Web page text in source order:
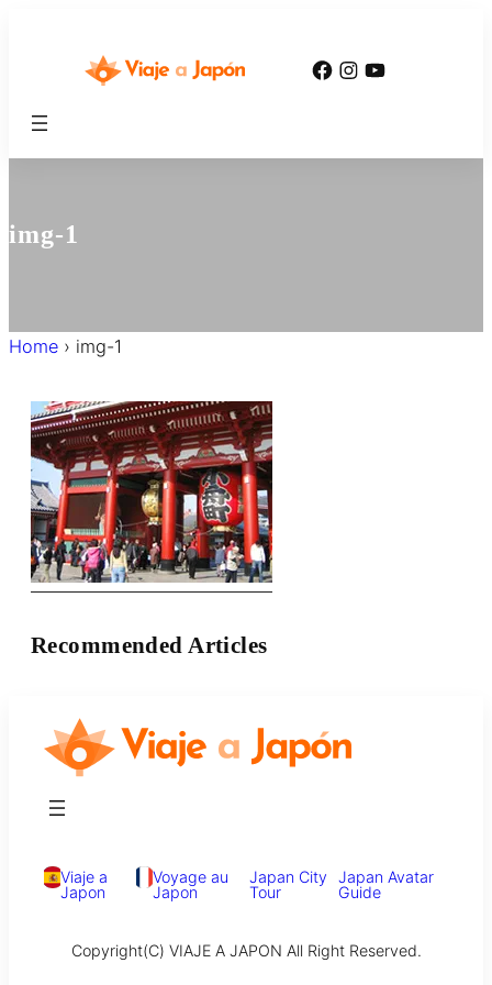
Facebook
Instagram
YouTube
img-1
Home › img-1
Recommended Articles
Viaje a
Japon
Voyage au
Japon
Japan City
Tour
Japan Avatar
Guide
Copyright(C) VIAJE A JAPON All Right Reserved.